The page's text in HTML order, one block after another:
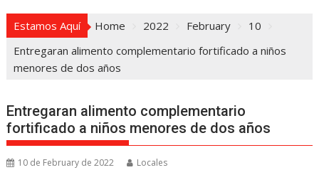
Estamos Aquí Home 2022 February
10
Entregaran alimento complementario fortificado a niños
menores de dos años
Entregaran alimento complementario
fortificado a niños menores de dos años
10 de February de 2022 Locales